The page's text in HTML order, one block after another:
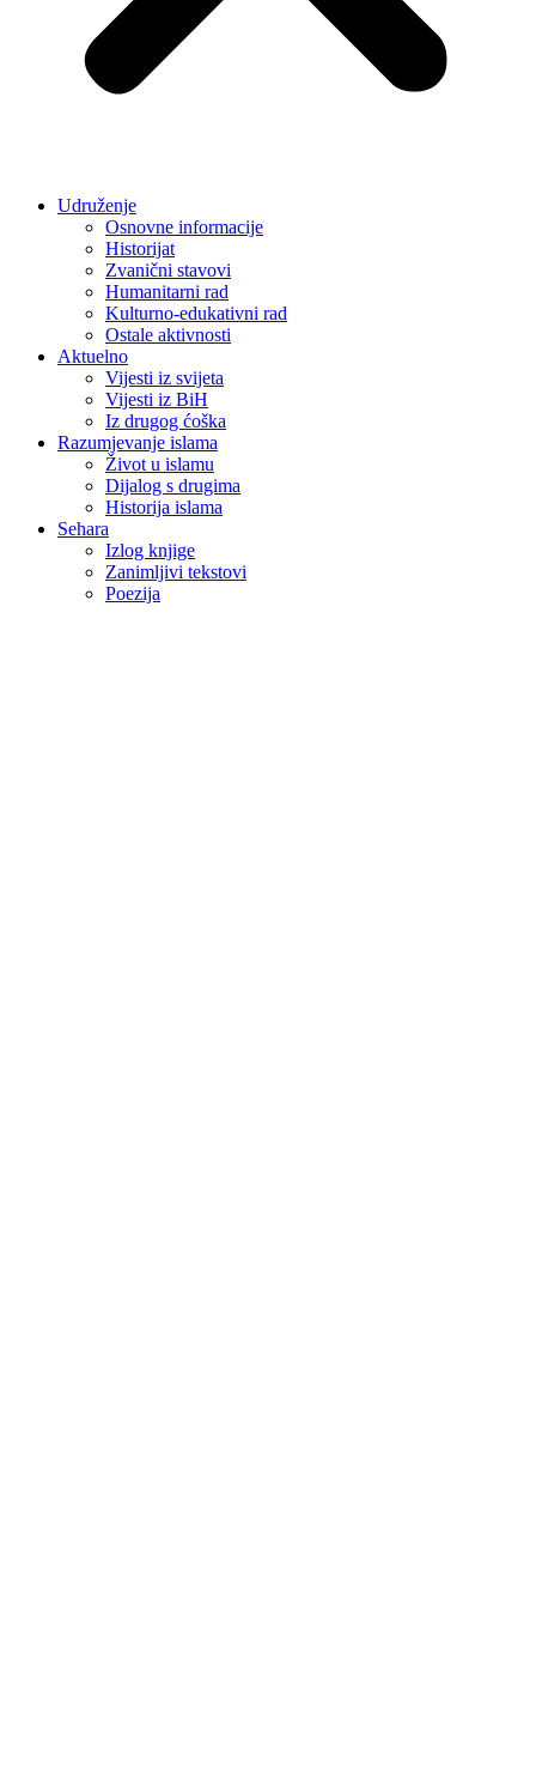
Udruženje
Osnovne informacije
Historijat
Zvanični stavovi
Humanitarni rad
Kulturno-edukativni rad
Ostale aktivnosti
Aktuelno
Vijesti iz svijeta
Vijesti iz BiH
Iz drugog ćoška
Razumjevanje islama
Život u islamu
Dijalog s drugima
Historija islama
Sehara
Izlog knjige
Zanimljivi tekstovi
Poezija